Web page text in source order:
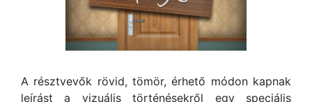
A résztvevők rövid, tömör, érhető módon kapnak
leírást a vizuális történésekről egy speciális